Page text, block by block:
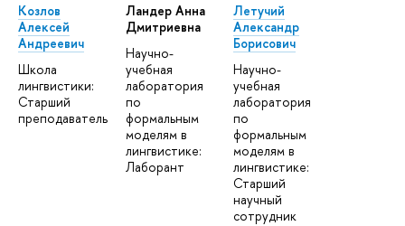
Козлов
Алексей
Андреевич
Школа
лингвистики:
Старший
преподаватель
Ландер Анна
Дмитриевна
Научно-
учебная
лаборатория
по
формальным
моделям в
лингвистике:
Лаборант
Летучий
Александр
Борисович
Научно-
учебная
лаборатория
по
формальным
моделям в
лингвистике:
Старший
научный
сотрудник